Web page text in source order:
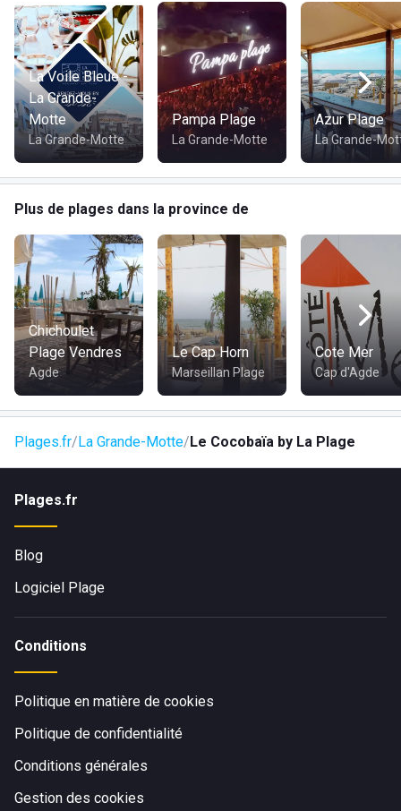
La Voile Bleue -
La Grande-
Motte
La Grande-Motte
Pampa Plage
La Grande-Motte
Azur Plage
La Grande-
Plus de plages dans la province de
Chichoulet
Plage Vendres
Agde
Le Cap Horn
Marseillan Plage
Cote Mer
Cap d'Agde
Plages.fr La Grande-Motte Le Cocobaïa by La Plage
Plages.fr
Blog
Logiciel Plage
Conditions
Politique en matière de cookies
Politique de confidentialité
Conditions générales
Gestion des cookies